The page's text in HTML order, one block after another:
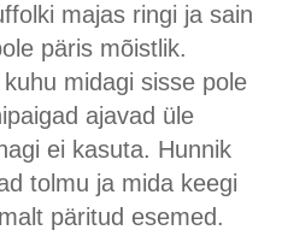
majas ringi ja sain
päris mõistlik.
midagi sisse pole
ajavad üle
ei kasuta. Hunnik
tolmu ja mida keegi
päritud esemed.